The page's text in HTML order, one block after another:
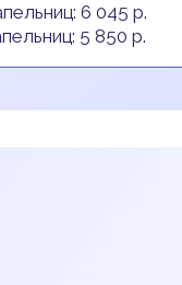
6 045 р.
5 850 р.